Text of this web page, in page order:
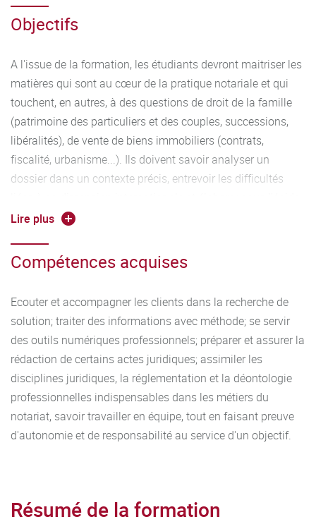
aval sur des collaborateurs compétents, rigoureux,
capables d'analyser un dossier, de récolter les pièces
différents domaines du droit. La licence professionnelle
vise à former de tels collaborateurs.
Objectifs
A l'issue de la formation, les étudiants devront maitriser les
matières qui sont au cœur de la pratique notariale et qui
touchent, en autres, à des questions de droit de la famille
(patrimoine des particuliers et des couples, successions,
libéralités), de vente de biens immobiliers (contrats,
fiscalité, urbanisme...). Ils doivent savoir analyser un
dossier dans un contexte précis, entrevoir les difficultés
du notaire des solutions sinon définitives du moins
écouter, comprendre et conseiller les clients après analyse
de leurs situations juridiques et patrimoniales. A ce titre, la
capacités d'expression écrite et orale.
Lire plus
Compétences acquises
Ecouter et accompagner les clients dans la recherche de
solution; traiter des informations avec méthode; se servir
des outils numériques professionnels; préparer et assurer la
rédaction de certains actes juridiques; assimiler les
disciplines juridiques, la réglementation et la déontologie
professionnelles indispensables dans les métiers du
notariat, savoir travailler en équipe, tout en faisant preuve
d'autonomie et de responsabilité au service d'un objectif.
Résumé de la formation